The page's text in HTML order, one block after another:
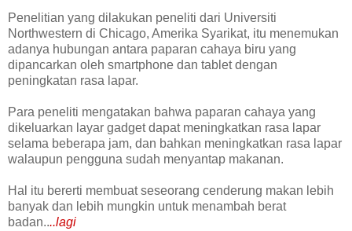
Penelitian yang dilakukan peneliti dari Universiti
Northwestern di Chicago, Amerika Syarikat, itu menemukan
adanya hubungan antara paparan cahaya biru yang
dipancarkan oleh smartphone dan tablet dengan
peningkatan rasa lapar.
Para peneliti mengatakan bahwa paparan cahaya yang
dikeluarkan layar gadget dapat meningkatkan rasa lapar
selama beberapa jam, dan bahkan meningkatkan rasa lapar
walaupun pengguna sudah menyantap makanan.
Hal itu bererti membuat seseorang cenderung makan lebih
banyak dan lebih mungkin untuk menambah berat
badan....lagi